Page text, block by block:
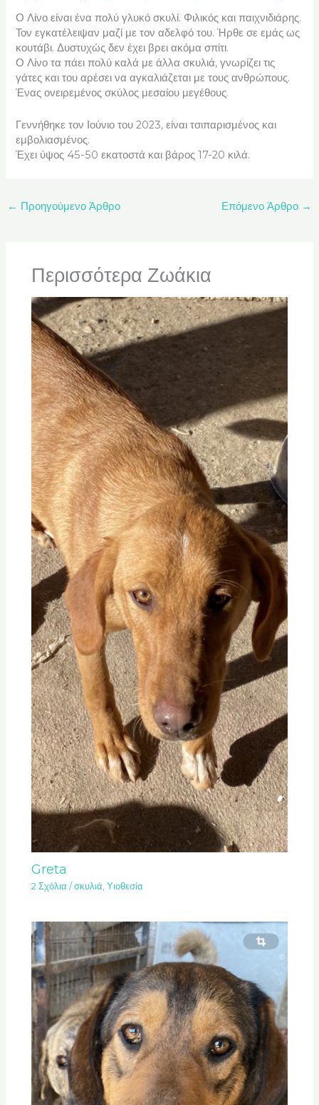
Ο Λίνο είναι ένα πολύ γλυκό σκυλί. Φιλικός και παιχνιδιάρης.
Τον εγκατέλειψαν μαζί με τον αδελφό του. Ήρθε σε εμάς ως
κουτάβι. Δυστυχώς δεν έχει βρει ακόμα σπίτι.
Ο Λίνο τα πάει πολύ καλά με άλλα σκυλιά, γνωρίζει τις
γάτες και του αρέσει να αγκαλιάζεται με τους ανθρώπους.
Ένας ονειρεμένος σκύλος μεσαίου μεγέθους.
Γεννήθηκε τον Ιούνιο του 2023, είναι τσιπαρισμένος και
εμβολιασμένος.
Έχει ύψος 45-50 εκατοστά και βάρος 17-20 κιλά.
← Προηγούμενο Άρθρο Επόμενο Άρθρο →
Περισσότερα Ζωάκια
Greta
2 Σχόλια /σκυλιά,Υιοθεσία